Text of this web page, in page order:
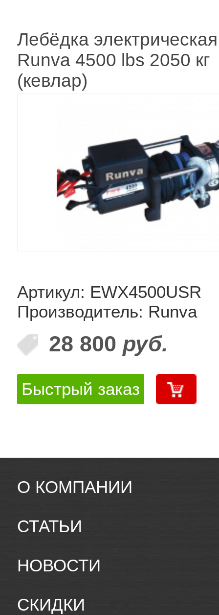
Лебёдка
Runva 4500 lbs 2050 кг
(кевлар)
Артикул: EWX4500USR
Производитель: Runva
28 800 руб.
Быстрый заказ
О КОМПАНИИ
СТАТЬИ
НОВОСТИ
СКИДКИ